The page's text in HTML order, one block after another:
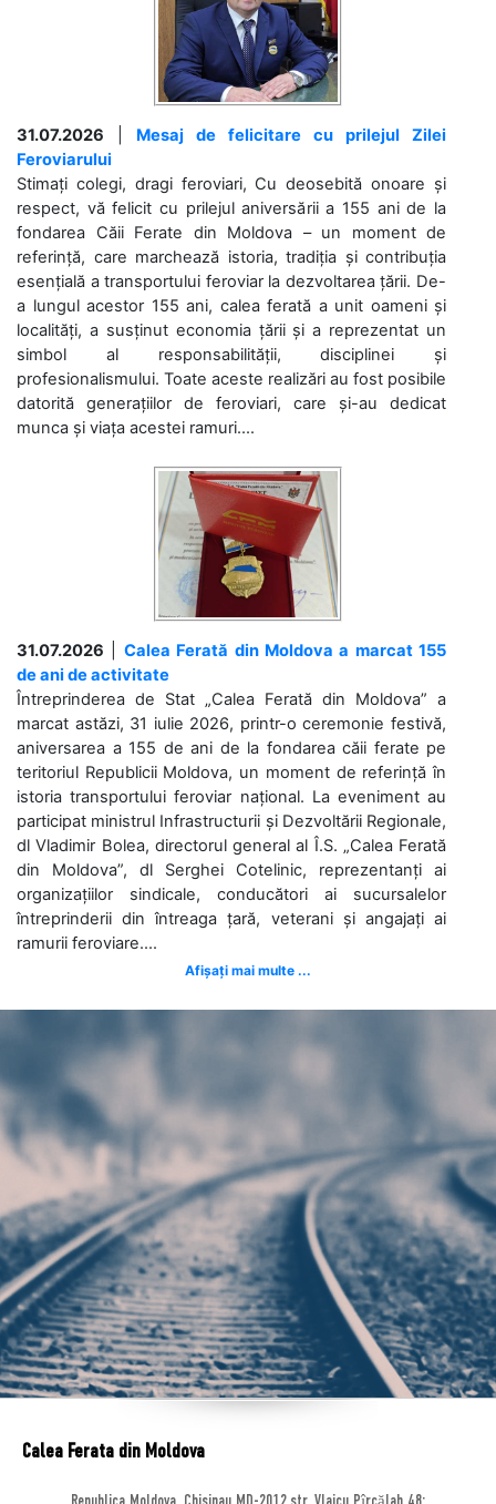
31.07.2026
Mesaj de felicitare cu prilejul Zilei
Feroviarului
Stimați colegi, dragi feroviari, Cu deosebită onoare și
respect, vă felicit cu prilejul aniversării a 155 ani de la
fondarea Căii Ferate din Moldova – un moment de
referință, care marchează istoria, tradiția și contribuția
esențială a transportului feroviar la dezvoltarea țării. De-
a lungul acestor 155 ani, calea ferată a unit oameni și
localități, a susținut economia țării și a reprezentat un
simbol al responsabilității, disciplinei și
profesionalismului. Toate aceste realizări au fost posibile
datorită generațiilor de feroviari, care și-au dedicat
munca și viața acestei ramuri....
31.07.2026
Calea Ferată din Moldova a marcat 155
de ani de activitate
Întreprinderea de Stat „Calea Ferată din Moldova” a
marcat astăzi, 31 iulie 2026, printr-o ceremonie festivă,
aniversarea a 155 de ani de la fondarea căii ferate pe
teritoriul Republicii Moldova, un moment de referință în
istoria transportului feroviar național. La eveniment au
participat ministrul Infrastructurii și Dezvoltării Regionale,
dl Vladimir Bolea, directorul general al Î.S. „Calea Ferată
din Moldova”, dl Serghei Cotelinic, reprezentanți ai
organizațiilor sindicale, conducători ai sucursalelor
întreprinderii din întreaga țară, veterani și angajați ai
ramurii feroviare....
Afișați mai multe ...
Calea Ferata din Moldova